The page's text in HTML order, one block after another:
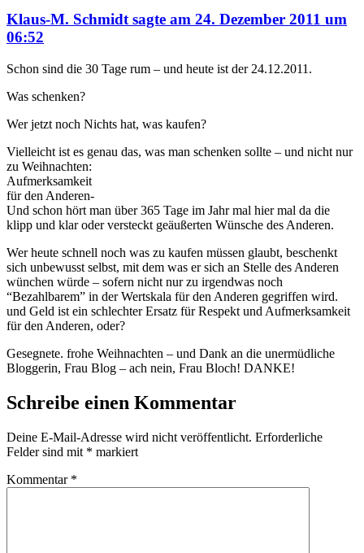
Klaus-M. Schmidt sagte am 24. Dezember 2011 um
06:52
Schon sind die 30 Tage rum – und heute ist der 24.12.2011.
Was schenken?
Wer jetzt noch Nichts hat, was kaufen?
Vielleicht ist es genau das, was man schenken sollte – und nicht nur
zu Weihnachten:
Aufmerksamkeit
für den Anderen-
Und schon hört man über 365 Tage im Jahr mal hier mal da die
klipp und klar oder versteckt geäußerten Wünsche des Anderen.
Wer heute schnell noch was zu kaufen müssen glaubt, beschenkt
sich unbewusst selbst, mit dem was er sich an Stelle des Anderen
wünchen würde – sofern nicht nur zu irgendwas noch
“Bezahlbarem” in der Wertskala für den Anderen gegriffen wird.
und Geld ist ein schlechter Ersatz für Respekt und Aufmerksamkeit
für den Anderen, oder?
Gesegnete. frohe Weihnachten – und Dank an die unermüdliche
Bloggerin, Frau Blog – ach nein, Frau Bloch! DANKE!
Schreibe einen Kommentar
Deine E-Mail-Adresse wird nicht veröffentlicht. Erforderliche
Felder sind mit * markiert
Kommentar *